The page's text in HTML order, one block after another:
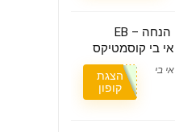
קופון עם 5% הנחה – EB
EB Cosmetics אי בי
הצגת
קופון